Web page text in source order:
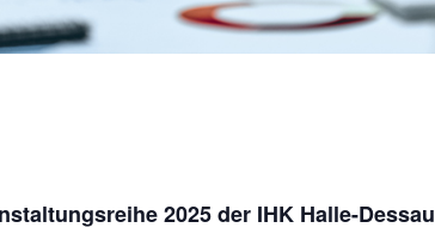
2025 der IHK Halle-Dessau